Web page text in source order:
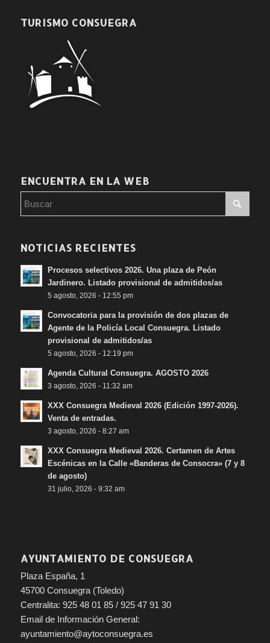
TURISMO CONSUEGRA
ENCUENTRA EN LA WEB
NOTICIAS RECIENTES
Procesos selectivos 2026. Una plaza de Peón
Jardinero. Listado provisional de admitidos/as
5 agosto, 2026 - 12:55 pm
Convocatoria para la provisión de dos plazas de
Agente de la Policía Local Consuegra. Listado
provisional de admitidos/as
5 agosto, 2026 - 12:19 pm
Agenda Cultural Consuegra. AGOSTO 2026
3 agosto, 2026 - 11:32 am
XXX Consuegra Medieval 2026 (Edición 1997-2026).
Venta de entradas.
3 agosto, 2026 - 8:27 am
XXX Consuegra Medieval 2026. Certamen de Artes
Escénicas en la Calle «Banderas de Consocra» (7 y 8
de agosto)
31 julio, 2026 - 9:32 am
AYUNTAMIENTO DE CONSUEGRA
Plaza España, 1
45700 Consuegra (Toledo)
Centralita: 925 48 01 85 / 925 47 91 30
Email de Información General:
ayuntamiento@aytoconsuegra.es